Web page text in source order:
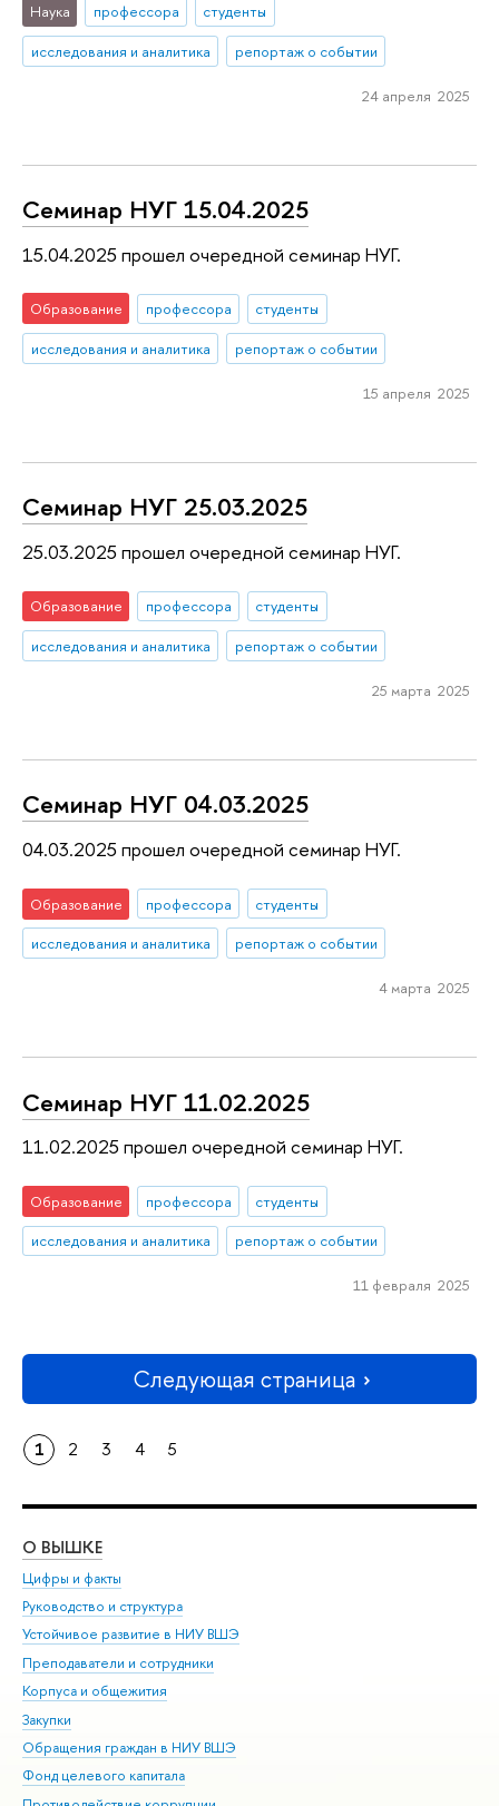
Наука профессора
студенты
исследования и аналитика
репортаж о событии
24 апреля 2025
Семинар НУГ 15.04.2025
15.04.2025 прошел очередной семинар НУГ.
Образование профессора
студенты
исследования и аналитика
репортаж о событии
15 апреля 2025
Семинар НУГ 25.03.2025
25.03.2025 прошел очередной семинар НУГ.
Образование профессора
студенты
исследования и аналитика
репортаж о событии
25 марта 2025
Семинар НУГ 04.03.2025
04.03.2025 прошел очередной семинар НУГ.
Образование профессора
студенты
исследования и аналитика
репортаж о событии
4 марта 2025
Семинар НУГ 11.02.2025
11.02.2025 прошел очередной семинар НУГ.
Образование профессора
студенты
исследования и аналитика
репортаж о событии
11 февраля 2025
Следующая страница
1 2 3 4 5
О ВЫШКЕ
Цифры и факты
Руководство и структура
Устойчивое развитие в НИУ ВШЭ
Преподаватели и сотрудники
Корпуса и общежития
Закупки
Обращения граждан в НИУ ВШЭ
Фонд целевого капитала